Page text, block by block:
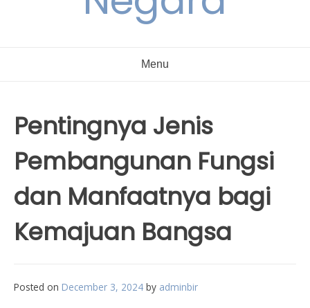
Menu
Pentingnya Jenis
Pembangunan Fungsi
dan Manfaatnya bagi
Kemajuan Bangsa
Posted on December 3, 2024 by adminbir